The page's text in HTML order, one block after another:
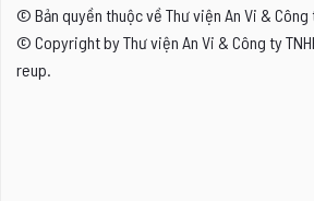
© Bản quyền thuộc về Thư viện An Vi & Công
© Copyright by Thư viện An Vi & Công ty
reup.